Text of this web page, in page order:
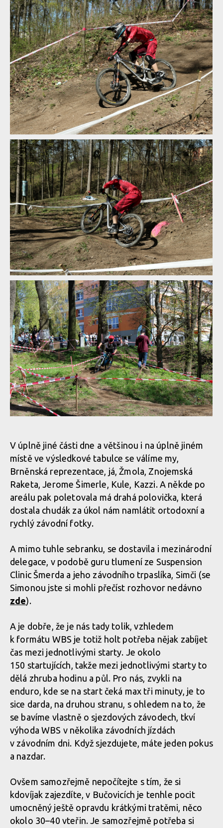
WBS: Bučovice otevřely sezónu woodbajku
WBS: Bučovice otevřely sezónu woodbajku
WBS: Bučovice otevřely sezónu woodbajku
WBS: Bučovice otevřely sezónu woodbajku
WBS: Bučovice otevřely sezónu woodbajku
V úplně jiné části dne a většinou i na úplně jiném
místě ve výsledkové tabulce se válíme my,
Brněnská reprezentace, já, Žmola, Znojemská
Raketa, Jerome Šimerle, Kule, Kazzi. A někde po
areálu pak poletovala má drahá polovička, která
dostala chudák za úkol nám namlátit ortodoxní a
rychlý závodní fotky.
A mimo tuhle sebranku, se dostavila i mezinárodní
delegace, v podobě guru tlumení ze Suspension
Clinic Šmerda a jeho závodního trpaslíka, Simči (se
Simonou jste si mohli přečíst rozhovor nedávno
zde).
A je dobře, že je nás tady tolik, vzhledem
k formátu WBS je totiž holt potřeba nějak zabíjet
čas mezi jednotlivými starty. Je okolo
150 startujících, takže mezi jednotlivými starty to
dělá zhruba hodinu a půl. Pro nás, zvykli na
enduro, kde se na start čeká max tři minuty, je to
sice darda, na druhou stranu, s ohledem na to, že
se bavíme vlastně o sjezdových závodech, tkví
výhoda WBS v několika závodních jízdách
v závodním dni. Když sjezdujete, máte jeden pokus
a nazdar.
Ovšem samozřejmě nepočítejte s tím, že si
kdovíjak zajezdíte, v Bučovicích je tenhle pocit
umocněný ještě opravdu krátkými tratěmi, něco
okolo 30–40 vteřin. Je samozřejmě potřeba si